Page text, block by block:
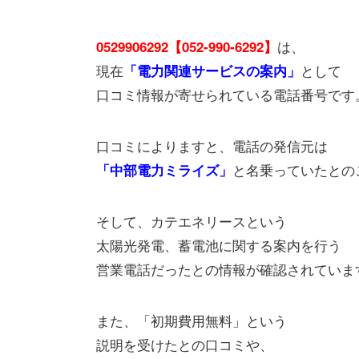
0529906292【052-990-6292】 は、
現在 「電力関連サービスの案内」 として
口コミ情報が寄せられている電話番号です。
口コミによりますと、電話の発信元は
「中部電力ミライズ」 と名乗っていたとの
そして、カテエネリースという
太陽光発電、蓄電池に関する案内を行う
営業電話だったとの情報が確認されていま
また、「初期費用無料」という
説明を受けたとの口コミや、